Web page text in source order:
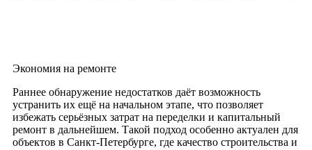
Экономия на ремонте
Раннее обнаружение недостатков даёт возможность
устранить их ещё на начальном этапе, что позволяет
избежать серьёзных затрат на переделки и капитальный
ремонт в дальнейшем. Такой подход особенно актуален для
объектов в Санкт-Петербурге, где качество строительства и